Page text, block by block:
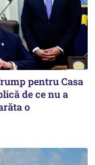
pentru Casa
de ce nu a
o